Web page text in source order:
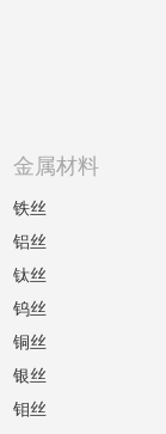
金属材料
铁丝
铝丝
钛丝
钨丝
铜丝
银丝
钼丝